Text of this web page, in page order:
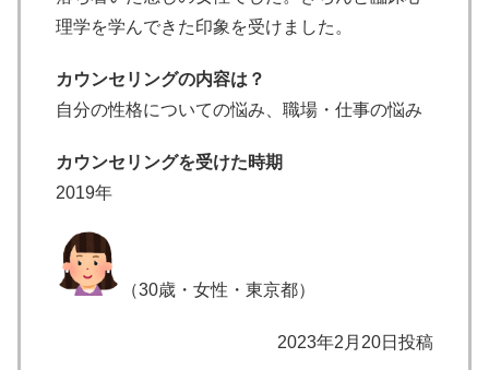
理学を学んできた印象を受けました。
カウンセリングの内容は？
自分の性格についての悩み、職場・仕事の悩み
カウンセリングを受けた時期
2019年
（30歳・女性・東京都）
2023年2月20日投稿